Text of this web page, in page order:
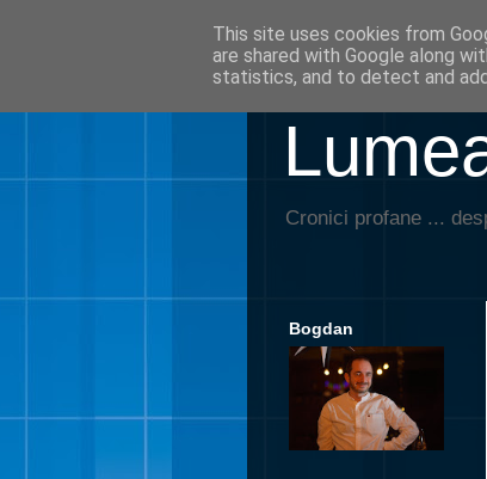
Cronici profane ...
Bogdan
This site uses cookies from
are shared with Google along
statistics, and to detect and